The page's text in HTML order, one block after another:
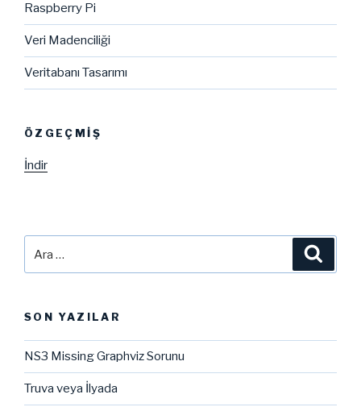
Raspberry Pi
Veri Madenciliği
Veritabanı Tasarımı
ÖZGEÇMIŞ
İndir
SON YAZILAR
NS3 Missing Graphviz Sorunu
Truva veya İlyada